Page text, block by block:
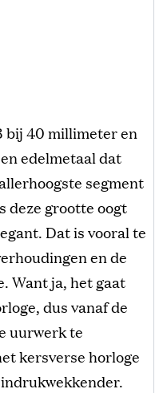
bij 40 millimeter en
edelmetaal dat
segment
deze grootte oogt
Dat is vooral te
en de
Want ja, het gaat
dus vanaf de
uurwerk te
kersverse horloge